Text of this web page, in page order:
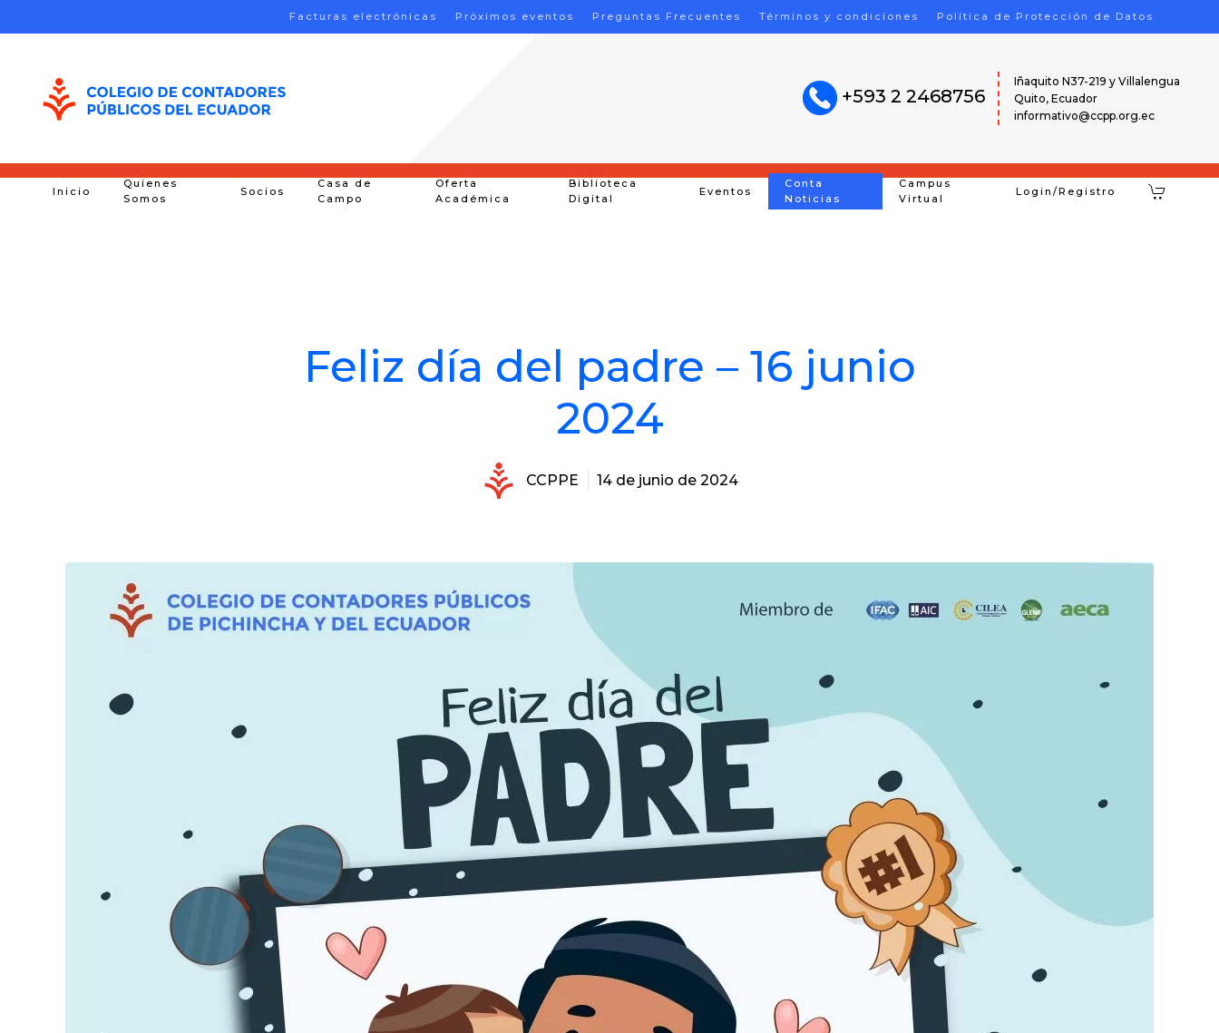
Facturas electrónicas Próximos eventos Preguntas Frecuentes Términos y condiciones Política de Protección de Datos
+593 2 2468756
Iñaquito N37-219 y Villalengua
Quito, Ecuador
informativo@ccpp.org.ec
Inicio
Quienes
Somos
Socios
Casa de
Campo
Oferta
Académica
Biblioteca
Digital
Eventos
Conta
Noticias
Campus
Virtual
Login/Registro
Feliz día del padre – 16 junio
2024
CCPPE 14 de junio de 2024